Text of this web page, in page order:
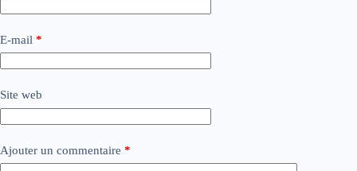
E-mail *
Site web
Ajouter un commentaire *